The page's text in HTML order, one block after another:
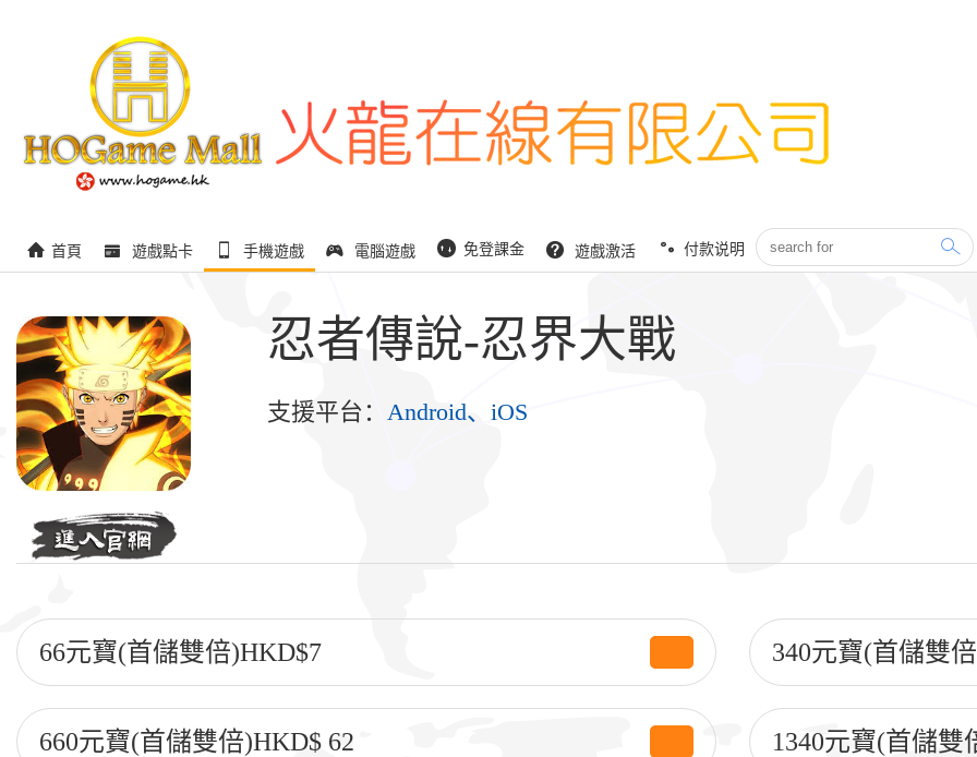
首頁 遊戲點卡 手機遊戲 電腦遊戲 免登課金 遊戲激活 付款说明
忍者傳說-忍界大戰
支援平台： Android、iOS
66元寶(首儲雙倍)HKD$7 340元寶(首儲雙
660元寶(首儲雙倍)HKD$ 62 1340元寶(首儲雙